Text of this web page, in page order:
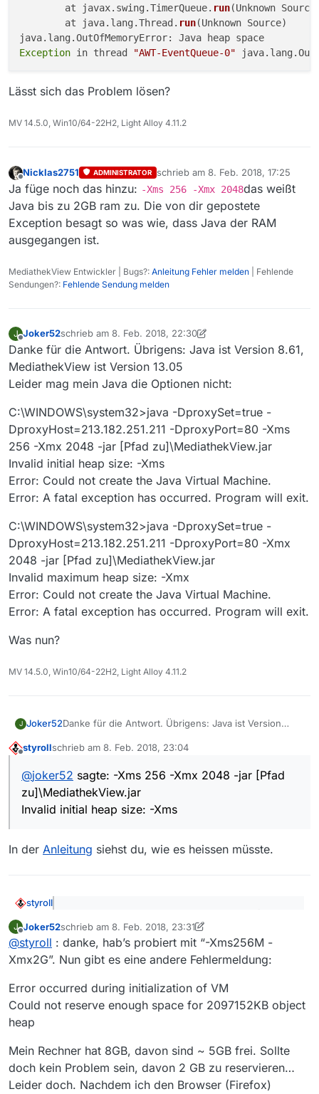
        at javax.swing.TimerQueue.
run(Unknown
        at java.lang.Thread.
run(Unknown Source)
Exception in thread "AWT-EventQueue-0"
Lässt sich das Problem lösen?
MV 14.5.0, Win10/64-22H2, Light Alloy 4.11.2
Offline
Nicklas2751 ADMINISTRATOR schrieb am 8. Feb. 2018, 17:25
zuletzt editiert von
Ja füge noch das hinzu: -Xms 256 -Xmx 2048das weißt
Java bis zu 2GB ram zu. Die von dir gepostete
Exception besagt so was wie, dass Java der RAM
ausgegangen ist.
MediathekView Entwickler | Bugs?: Anleitung Fehler melden | Fehlende
Sendungen?: Fehlende Sendung melden
J
Offline
Joker52schrieb am 8. Feb. 2018, 22:30
zuletzt editiert von Joker522. Aug. 2018, 23:32
Danke für die Antwort. Übrigens: Java ist Version 8.61,
MediathekView ist Version 13.05
Leider mag mein Java die Optionen nicht:
C:\WINDOWS\system32>java -DproxySet=true -
DproxyHost=213.182.251.211 -DproxyPort=80 -Xms
256 -Xmx 2048 -jar [Pfad zu]\MediathekView.jar
Invalid initial heap size: -Xms
Error: Could not create the Java Virtual Machine.
Error: A fatal exception has occurred. Program will exit.
C:\WINDOWS\system32>java -DproxySet=true -
DproxyHost=213.182.251.211 -DproxyPort=80 -Xmx
2048 -jar [Pfad zu]\MediathekView.jar
Invalid maximum heap size: -Xmx
Error: Could not create the Java Virtual Machine.
Error: A fatal exception has occurred. Program will exit.
Was nun?
MV 14.5.0, Win10/64-22H2, Light Alloy 4.11.2
J Joker52Danke für die Antwort. Übrigens: Java ist Version
Leider mag mein Java die Optionen nicht:
C:\WINDOWS\system32>java -DproxySet=true -
256 -Xmx 2048 -jar [Pfad zu]\MediathekView.jar
Invalid initial heap size: -Xms
Error: Could not create the Java Virtual Machine.
Error: A fatal exception has occurred. Program will
C:\WINDOWS\system32>java -DproxySet=true -
DproxyHost=213.182.251.211 -DproxyPort=80 -Xmx
2048 -jar [Pfad zu]\MediathekView.jar
Invalid maximum heap size: -Xmx
Error: A fatal exception has occurred. Program will
Was nun?
styrollschrieb am 8. Feb. 2018, 23:04
zuletzt editiert von
@joker52 sagte: -Xms 256 -Xmx 2048 -jar [Pfad
zu]\MediathekView.jar
Invalid initial heap size: -Xms
In der Anleitung siehst du, wie es heissen müsste.
styroll
zu]\MediathekView.jar
Invalid initial heap size: -Xms
In derAnleitungsiehst du, wie es heissen müsste.
J
Offline
Joker52schrieb am 8. Feb. 2018, 23:31
zuletzt editiert von Joker522. Sept. 2018, 11:43
@styroll : danke, hab’s probiert mit “-Xms256M -
Xmx2G”. Nun gibt es eine andere Fehlermeldung:
Error occurred during initialization of VM
Could not reserve enough space for 2097152KB object
heap
Mein Rechner hat 8GB, davon sind ~ 5GB frei. Sollte
doch kein Problem sein, davon 2 GB zu reservieren…
Leider doch. Nachdem ich den Browser (Firefox)